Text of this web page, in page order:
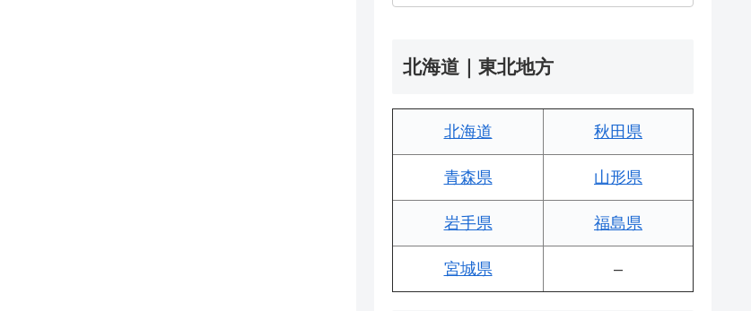
北海道｜東北地方
北海道 秋田県
青森県 山形県
岩手県 福島県
宮城県 –